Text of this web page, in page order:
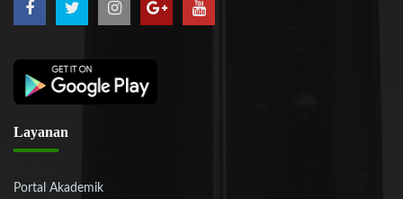
Layanan
Portal Akademik